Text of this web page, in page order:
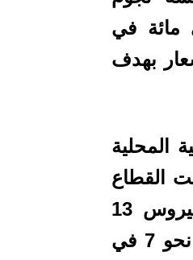
مائة في
بهدف
المحلية
القطاع
السياحي، حيث كانت المملكة قد استقبلت قبل انتشار الفيروس 13
مليون سائح، ما درّ إيرادات في حدود 8 مليارات دولار، أي نحو 7 في